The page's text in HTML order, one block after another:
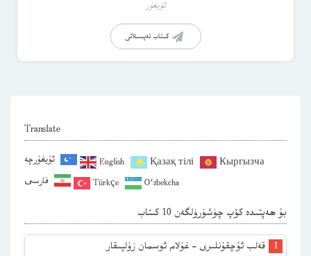
ئۇيغۇر
كىتاب تەپسىلاتى
Translate
ئۇيغۇرچە English Қазақ тілі
Кыргызча
فارسی
Türkçe O‘zbekcha
بۇ ھەپتىدە كۆپ چۈشۈرۈلگەن 10 كىتاب
قەلب ئۇچقۇنلىرى – غۇلام ئوسمان زۇلپىقار